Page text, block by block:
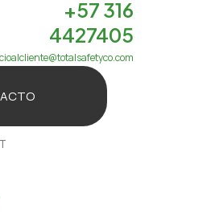
+57 316
4427405